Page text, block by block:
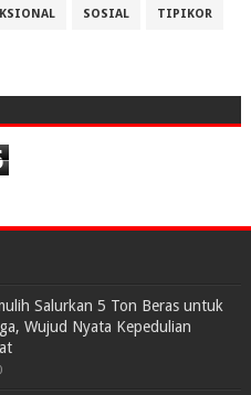
SOSIAL TIPIKOR
Salurkan 5 Ton Beras untuk
Wujud Nyata Kepedulian